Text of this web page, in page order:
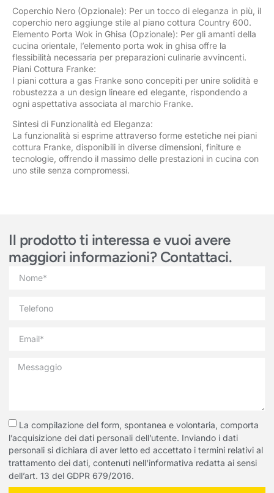
Coperchio Nero (Opzionale): Per un tocco di eleganza in più, il
coperchio nero aggiunge stile al piano cottura Country 600.
Elemento Porta Wok in Ghisa (Opzionale): Per gli amanti della
cucina orientale, l’elemento porta wok in ghisa offre la
flessibilità necessaria per preparazioni culinarie avvincenti.
Piani Cottura Franke:
I piani cottura a gas Franke sono concepiti per unire solidità e
robustezza a un design lineare ed elegante, rispondendo a
ogni aspettativa associata al marchio Franke.
Sintesi di Funzionalità ed Eleganza:
La funzionalità si esprime attraverso forme estetiche nei piani
cottura Franke, disponibili in diverse dimensioni, finiture e
tecnologie, offrendo il massimo delle prestazioni in cucina con
uno stile senza compromessi.
Il prodotto ti interessa e vuoi avere
maggiori informazioni? Contattaci.
La compilazione del form, spontanea e volontaria, comporta
l’acquisizione dei dati personali dell’utente. Inviando i dati
personali si dichiara di aver letto ed accettato i termini relativi al
trattamento dei dati, contenuti nell'informativa redatta ai sensi
dell’art. 13 del GDPR 679/2016.